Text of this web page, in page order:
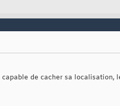
de cacher sa localisation,